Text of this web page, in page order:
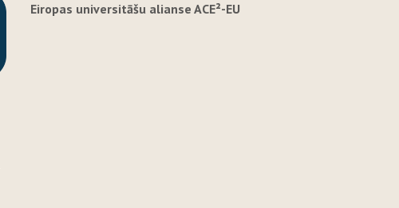
Eiropas universitāšu alianse ACE²-EU